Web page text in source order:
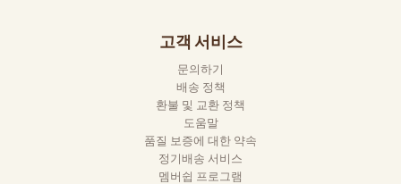
고객 서비스
문의하기
배송 정책
환불 및 교환 정책
도움말
품질 보증에 대한 약속
정기배송 서비스
멤버쉽 프로그램